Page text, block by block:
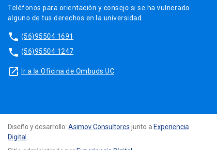
Teléfonos para orientación y consejo si se ha vulnerado
alguno de tus derechos en la universidad.
phone (56)95504 1691
phone (56)95504 1247
launch Ir a la Oficina de Ombuds UC
Diseño y desarrollo: Asimov Consultores junto a Experiencia
Digital